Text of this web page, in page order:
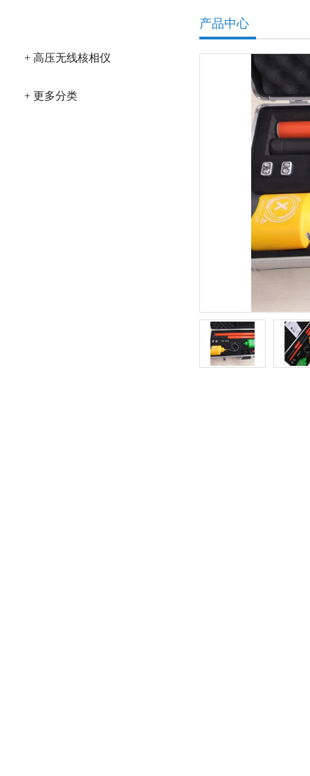
+ 高压无线核相仪
+ 更多分类
产品中心